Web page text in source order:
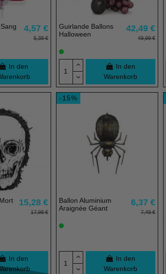
4,57 €
5,38 €
In den
Guirlande Ballons
Halloween
42,49 €
49,99 €
In den
Warenkorb
15,28 €
17,98 €
In den
-15%
Ballon Aluminium
Araignée Géant
6,37 €
7,49 €
In den
Warenkorb